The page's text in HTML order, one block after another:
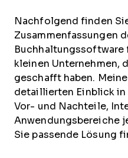
Nachfolgend finden
Zusammenfassungen
kleinen Unternehmen,
geschafft haben.
detaillierten Einblick
Vor- und Nachteile,
Anwendungsbereiche
Sie passende Lösung